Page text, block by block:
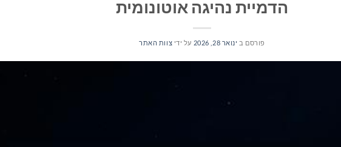
הדמיית נהיגה אוטונומית
פורסם ב ינואר 28, 2026 על ידי צוות האתר